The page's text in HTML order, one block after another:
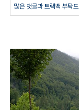
많은 댓글과 트랙백 부탁